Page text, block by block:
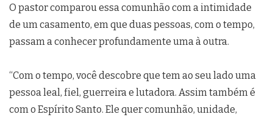
O pastor comparou essa comunhão com a intimidade
de um casamento, em que duas pessoas, com o tempo,
passam a conhecer profundamente uma à outra.
“Com o tempo, você descobre que tem ao seu lado uma
pessoa leal, fiel, guerreira e lutadora. Assim também é
com o Espírito Santo. Ele quer comunhão, unidade,